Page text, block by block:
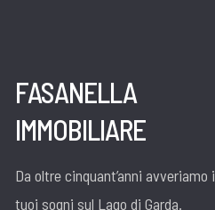
FASANELLA
IMMOBILIARE
Da oltre cinquant’anni avveriamo i
tuoi sogni sul Lago di Garda.